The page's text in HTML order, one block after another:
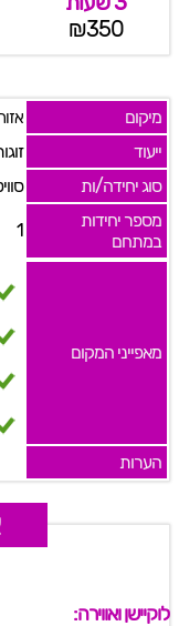
₪350
מיקום
ייעוד
סוג יחידה/ות
מספר יחידות
במתחם
1
מאפייני המקום
הערות
לוקיישן ואווירה: